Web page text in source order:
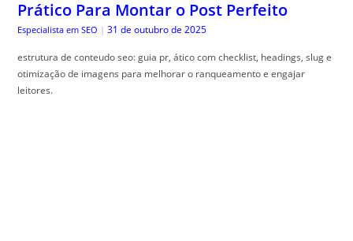
Prático Para Montar o Post Perfeito
Especialista em SEO | 31 de outubro de 2025
estrutura de conteudo seo: guia pr, ático com checklist, headings, slug e
otimização de imagens para melhorar o ranqueamento e engajar
leitores.